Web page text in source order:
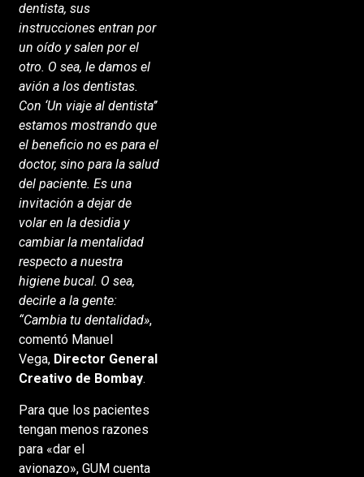
dentista, sus
instrucciones entran por
un oído y salen por el
otro. O sea, le damos el
avión a los dentistas.
Con ‘Un viaje al dentista’’
estamos mostrando que
el beneficio no es para el
doctor, sino para la salud
del paciente. Es una
invitación a dejar de
volar en la desidia y
cambiar la mentalidad
respecto a nuestra
higiene bucal. O sea,
decirle a la gente:
“Cambia tu dentalidad»,
comentó Manuel
Vega, Director General
Creativo de Bombay.
Para que los pacientes
tengan menos razones
para «dar el
avionazo», GUM cuenta